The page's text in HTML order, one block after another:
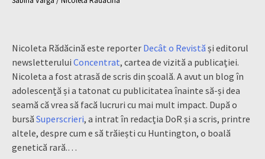
Nicoleta Rădăcină este reporter Decât o Revistă și editorul
newsletterului Concentrat, cartea de vizită a publicației.
Nicoleta a fost atrasă de scris din școală. A avut un blog în
adolescență și a tatonat cu publicitatea înainte să-și dea
seamă că vrea să facă lucruri cu mai mult impact. După o
bursă Superscrieri, a intrat în redacția DoR și a scris, printre
altele, despre cum e să trăiești cu Huntington, o boală
genetică rară.…